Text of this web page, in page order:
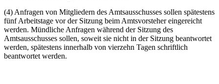
(4) Anfragen von Mitgliedern des Amtsausschusses sollen spätestens
fünf Arbeitstage vor der Sitzung beim Amtsvorsteher eingereicht
werden. Mündliche Anfragen während der Sitzung des
Amtsausschusses sollen, soweit sie nicht in der Sitzung beantwortet
werden, spätestens innerhalb von vierzehn Tagen schriftlich
beantwortet werden.